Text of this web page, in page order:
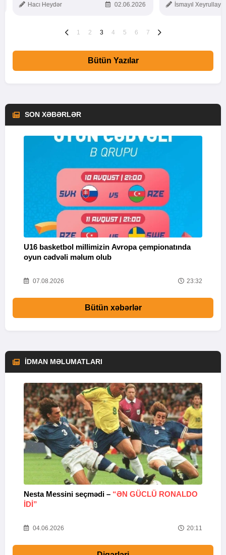
Hacı Heydər 02.06.2026 İsmayıl
1 2 3 4 5 6 7
Bütün Yazılar
SON XƏBƏRLƏR
U16 basketbol millimizin Avropa çempionatında
oyun cədvəli məlum olub
07.08.2026 23:32
Bütün xəbərlər
İDMAN MƏLUMATLARI
Nesta Messini seçmədi – “ƏN GÜCLÜ RONALDO
IDI”
04.06.2026 20:11